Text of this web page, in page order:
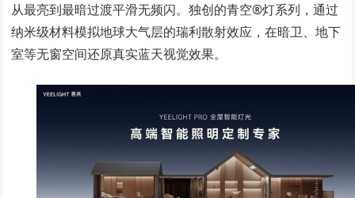
从最亮到最暗过渡平滑无频闪。独创的青空®灯系列，通过
纳米级材料模拟地球大气层的瑞利散射效应，在暗卫、地下
室等无窗空间还原真实蓝天视觉效果。